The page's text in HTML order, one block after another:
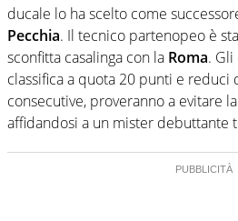
spesso precorre gli addetti ai
loro
ducale lo ha scelto come
Pecchia. Il tecnico partenopeo è
sconfitta casalinga con la Roma.
classifica a quota 20 punti e reduci
consecutive, proveranno a evitare
affidandosi a un mister debuttante